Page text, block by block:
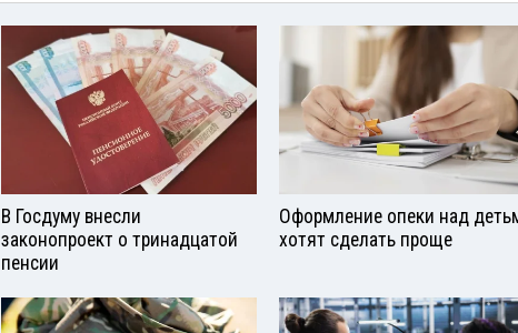
В Госдуму внесли
законопроект о тринадцатой
пенсии
Оформление опеки над
хотят сделать проще